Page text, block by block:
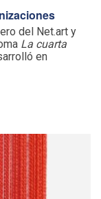
del Net.art y
La cuarta
en